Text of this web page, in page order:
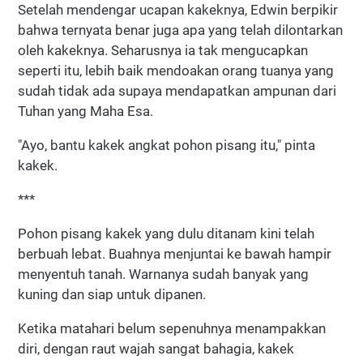
Setelah mendengar ucapan kakeknya, Edwin berpikir
bahwa ternyata benar juga apa yang telah dilontarkan
oleh kakeknya. Seharusnya ia tak mengucapkan
seperti itu, lebih baik mendoakan orang tuanya yang
sudah tidak ada supaya mendapatkan ampunan dari
Tuhan yang Maha Esa.
"Ayo, bantu kakek angkat pohon pisang itu," pinta
kakek.
***
Pohon pisang kakek yang dulu ditanam kini telah
berbuah lebat. Buahnya menjuntai ke bawah hampir
menyentuh tanah. Warnanya sudah banyak yang
kuning dan siap untuk dipanen.
Ketika matahari belum sepenuhnya menampakkan
diri, dengan raut wajah sangat bahagia, kakek